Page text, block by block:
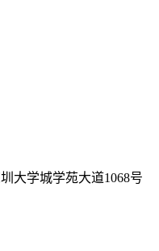
大学城学苑大道1068号